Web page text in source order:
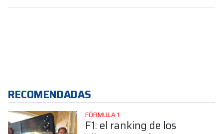
RECOMENDADAS
FÓRMULA 1
F1: el ranking de los